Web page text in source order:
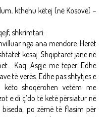
kthehu këtej (në Kosovë) –
shkrimtari:
nga ana mendore. Herët
kësaj. Shqiptarët janë në
Kaq. Asgjë më tepër. Edhe
të verës. Edhe pas shtytjes e
shoqërohen vetëm me
e di ç’do të ketë përsiatur në
biseda, po zëmë të flasim për